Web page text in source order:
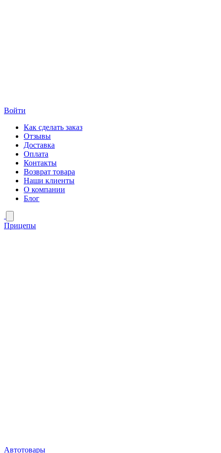
Войти
Как сделать заказ
Отзывы
Доставка
Оплата
Контакты
Возврат товара
Наши клиенты
О компании
Блог
Прицепы
Автотовары